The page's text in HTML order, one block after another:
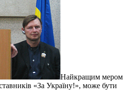
Найкращим мером
«За Україну!», може бути